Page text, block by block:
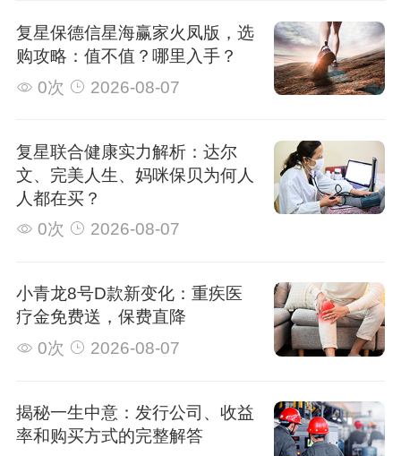
复星保德信星海赢家火凤版，选
购攻略：值不值？哪里入手？
0次
2026-08-07
复星联合健康实力解析：达尔
文、完美人生、妈咪保贝为何人
人都在买？
0次
2026-08-07
小青龙8号D款新变化：重疾医
疗金免费送，保费直降
0次
2026-08-07
揭秘一生中意：发行公司、收益
率和购买方式的完整解答